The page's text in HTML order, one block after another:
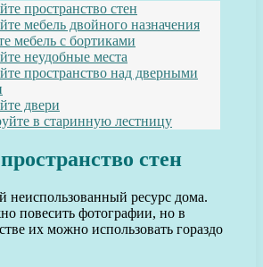
пространство стен
мебель двойного назначения
мебель с бортиками
неудобные места
пространство над дверными
двери
в старинную лестницу
стен
ресурс дома.
повесить фотографии, но в
их можно использовать гораздо